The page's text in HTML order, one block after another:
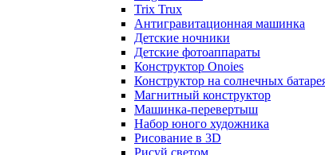
Trix Trux
Антигравитационная машинка
Детские ночники
Детские фотоаппараты
Конструктор Onoies
Конструктор на солнечных
Магнитный конструктор
Машинка-перевертыш
Набор юного художника
Рисование в 3D
Рисуй светом